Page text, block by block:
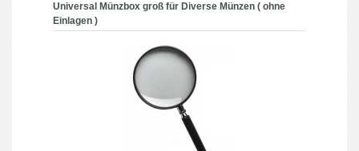
Universal Münzbox groß für Diverse Münzen ( ohne
Einlagen )